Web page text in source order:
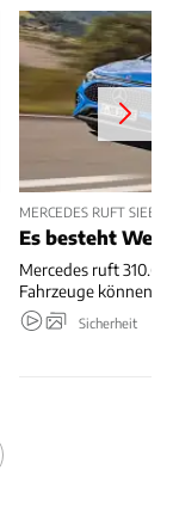
MERCEDES RUFT
Es besteht
Mercedes ruft
Fahrzeuge können
Sicherheit